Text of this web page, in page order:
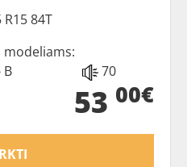
84T
B 70
53 00€